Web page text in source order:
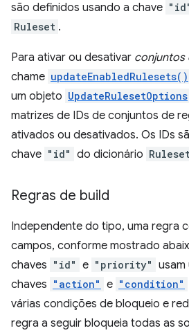
são definidos usando a chave
Ruleset .
Para ativar ou desativar conjuntos
chame updateEnabledRulesets()
um objeto UpdateRulesetOptions
matrizes de IDs de conjuntos de
ativados ou desativados. Os IDs
chave "id" do dicionário
Regras de build
Independente do tipo, uma regra
campos, conforme mostrado
chaves "id" e "priority" usam
chaves "action" e "condition"
várias condições de bloqueio e
regra a seguir bloqueia todas as